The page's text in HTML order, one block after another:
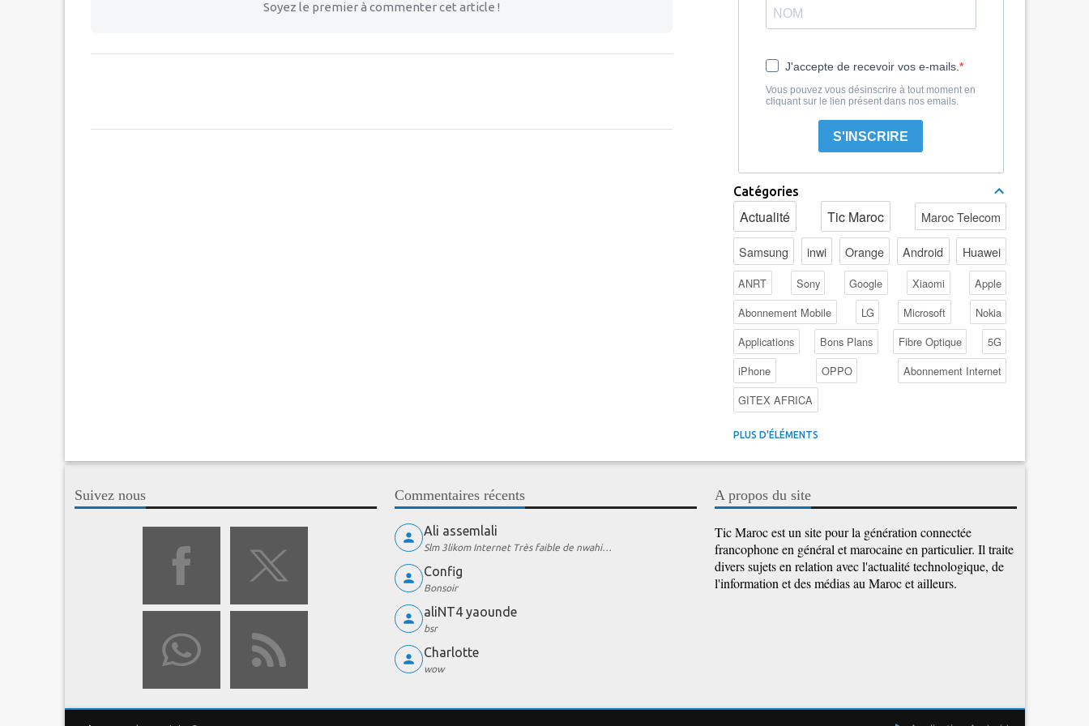
Soyez le premier à commenter cet article !
J'accepte de recevoir vos e-mails.
Vous pouvez vous désinscrire à tout moment en
cliquant sur le lien présent dans nos emails.
S'INSCRIRE
Catégories
Actualité Tic Maroc Maroc Telecom
Samsung inwi Orange Android Huawei
ANRT Sony Google Xiaomi
Apple
Abonnement Mobile
LG Microsoft
Nokia
Applications
Bons Plans Fibre Optique
5G
iPhone
OPPO
Abonnement Internet
GITEX AFRICA
4G au Maroc
Intelligence Artificielle
Cybersécurité
Promotions Maroc Telecom
PLUS D'ÉLÉMENTS
Suivez nous Commentaires récents
Ali assemlali
Slm 3likom Internet Très faible de nwahi…
Config
Bonsoir
aliNT4 yaounde
bsr
Charlotte
wow
A propos du site
Tic Maroc est un site pour la génération connectée
francophone en général et marocaine en particulier. Il traite
divers sujets en relation avec l'actualité technologique, de
l'information et des médias au Maroc et ailleurs.